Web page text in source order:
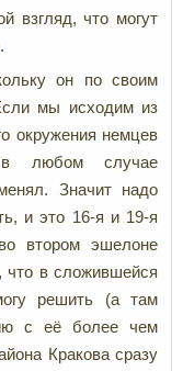
взгляд, что могут
он по своим
мы исходим из
окружения немцев
любом случае
Значит надо
и это 16-я и 19-я
втором эшелоне
что в сложившейся
решить (а там
с её более чем
Кракова сразу